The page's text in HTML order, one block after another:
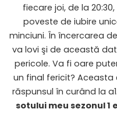
fiecare joi, de la
poveste de iubire
minciuni. În încercarea
va lovi şi de această
pericole. Va fi oare
un final fericit?
răspunsul în curând la
sotului meu sezonul 1